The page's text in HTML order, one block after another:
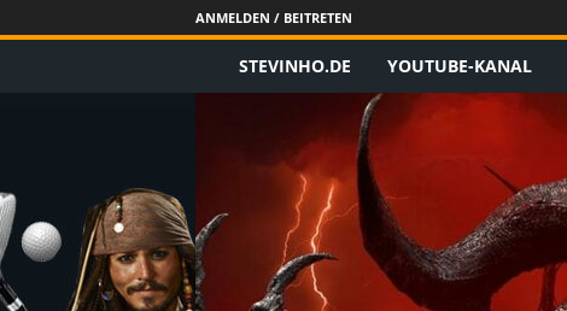
ANMELDEN / BEITRETEN
v
STEVINHO.DE YOUTUBE-KANAL